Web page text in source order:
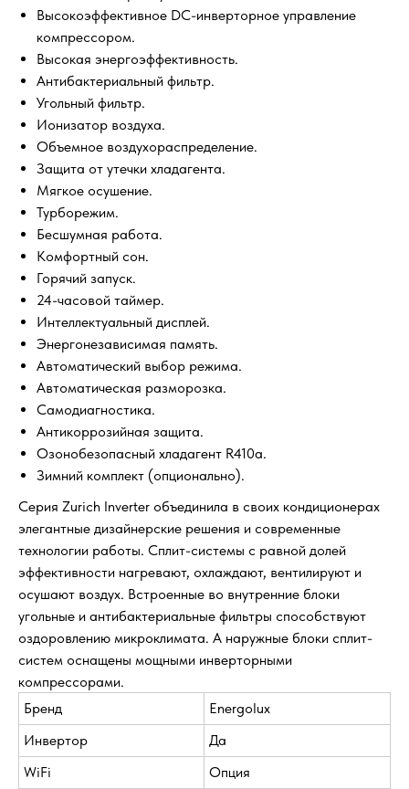
Высокоэффективное DC-инверторное управление
компрессором.
Высокая энергоэффективность.
Антибактериальный фильтр.
Угольный фильтр.
Ионизатор воздуха.
Объемное воздухораспределение.
Защита от утечки хладагента.
Мягкое осушение.
Турборежим.
Бесшумная работа.
Комфортный сон.
Горячий запуск.
24-часовой таймер.
Интеллектуальный дисплей.
Энергонезависимая память.
Автоматический выбор режима.
Автоматическая разморозка.
Самодиагностика.
Антикоррозийная защита.
Озонобезопасный хладагент R410a.
Зимний комплект (опционально).
Серия Zurich Inverter объединила в своих кондиционерах
элегантные дизайнерские решения и современные
технологии работы. Сплит-системы с равной долей
эффективности нагревают, охлаждают, вентилируют и
осушают воздух. Встроенные во внутренние блоки
угольные и антибактериальные фильтры способствуют
оздоровлению микроклимата. А наружные блоки сплит-
систем оснащены мощными инверторными
компрессорами.
Бренд
Energolux
Инвертор
Да
WiFi
Опция